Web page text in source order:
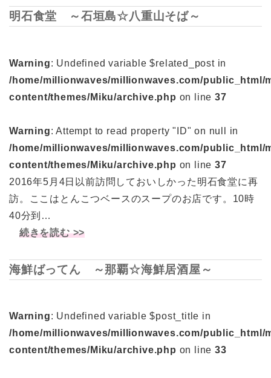
明石食堂 ～石垣島☆八重山そば～
Warning: Undefined variable $related_post in
/home/millionwaves/millionwaves.com/public_html/
content/themes/Miku/archive.php on line37
Warning: Attempt to read property "ID" on null in
/home/millionwaves/millionwaves.com/public_html/
content/themes/Miku/archive.php on line37
2016年5月4日以前訪問しておいしかった明石食堂に再
訪。ここはとんこつベースのスープのお店です。10時
40分到…
続きを読む >>
海鮮ばってん ～那覇☆海鮮居酒屋～
Warning: Undefined variable $post_title in
/home/millionwaves/millionwaves.com/public_html/
content/themes/Miku/archive.php on line33